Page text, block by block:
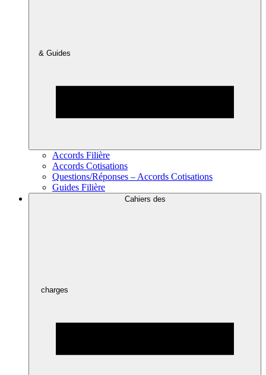
& Guides
Accords Filière
Accords Cotisations
Questions/Réponses – Accords Cotisations
Guides Filière
Cahiers des
charges